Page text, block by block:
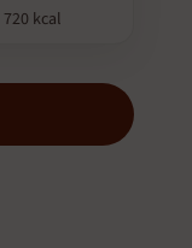
720 kcal